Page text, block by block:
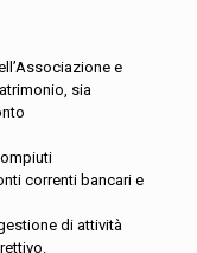
e
sia
correnti bancari e
di attività